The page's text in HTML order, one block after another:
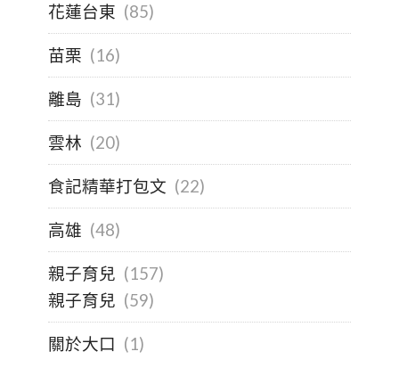
花蓮台東 (85)
苗栗 (16)
離島 (31)
雲林 (20)
食記精華打包文 (22)
高雄 (48)
親子育兒 (157)
親子育兒 (59)
關於大口 (1)